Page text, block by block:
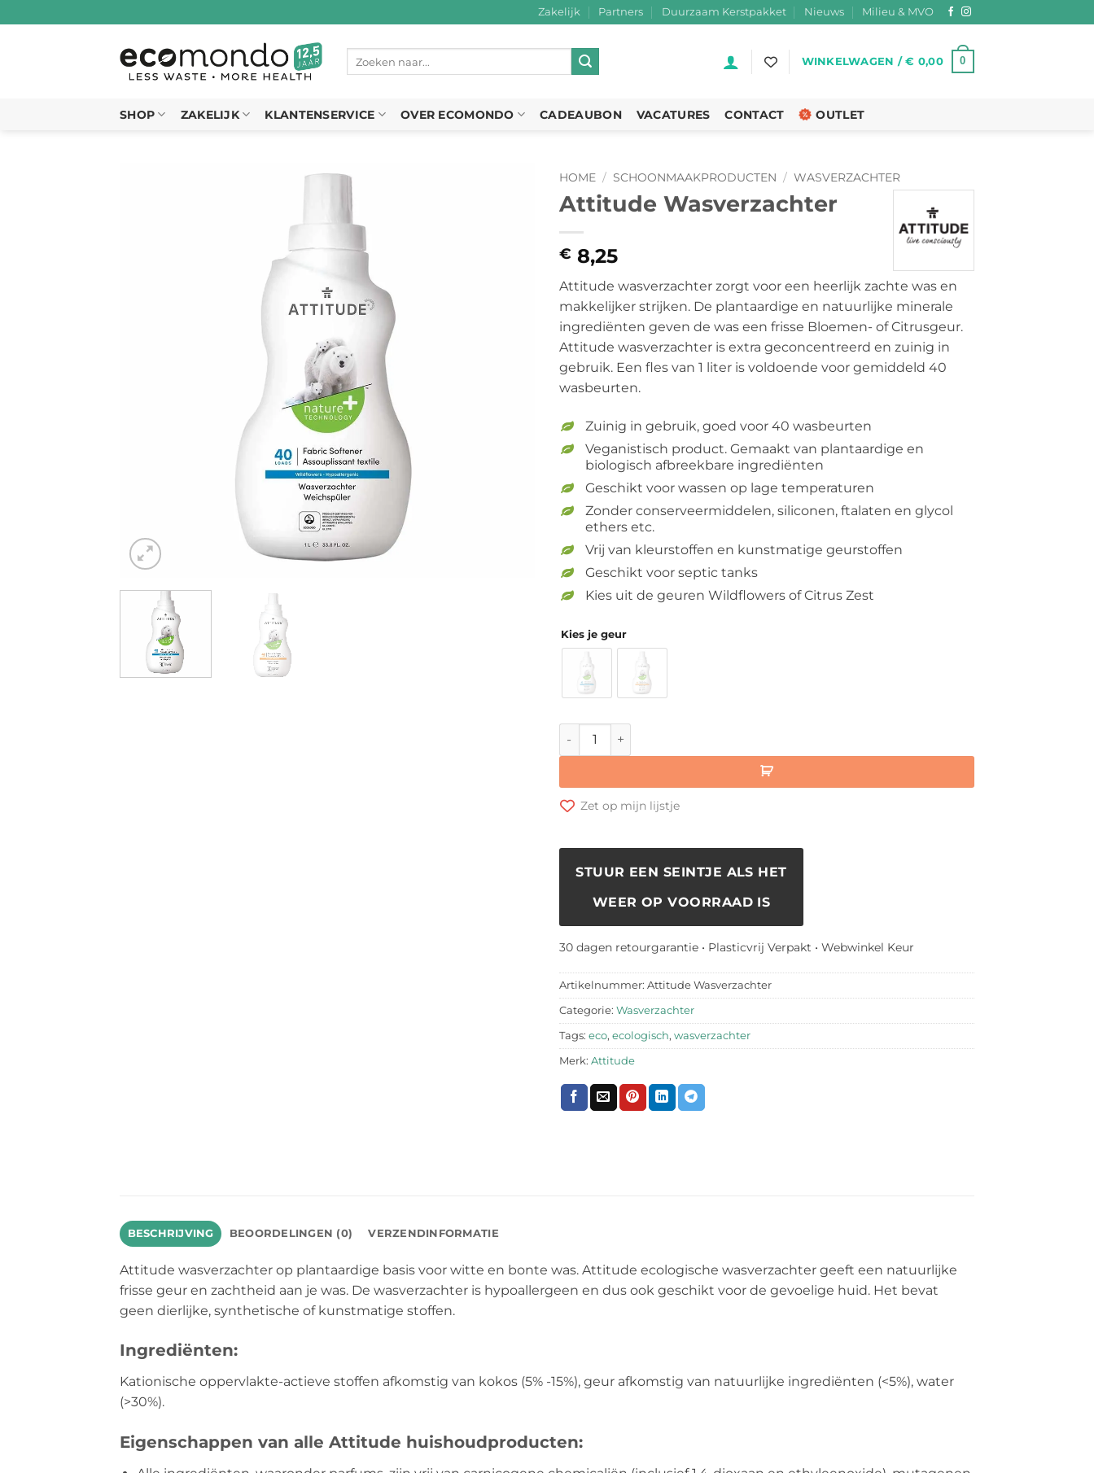
Zakelijk Partners Duurzaam Kerstpakket Nieuws Milieu & MVO
Zoeken
WINKELWAGEN /€ 0,00 0
SHOP ZAKELIJK KLANTENSERVICE OVER ECOMONDO CADEAUBON VACATURES CONTACT OUTLET
HOME / SCHOONMAAKPRODUCTEN / WASVERZACHTER
Attitude Wasverzachter
€ 8,25
Attitude wasverzachter zorgt voor een heerlijk zachte was en
makkelijker strijken. De plantaardige en natuurlijke minerale
ingrediënten geven de was een frisse Bloemen- of Citrusgeur.
Attitude wasverzachter is extra geconcentreerd en zuinig in
gebruik. Een fles van 1 liter is voldoende voor gemiddeld 40
wasbeurten.
Zuinig in gebruik, goed voor 40 wasbeurten
Veganistisch product. Gemaakt van plantaardige en
biologisch afbreekbare ingrediënten
Geschikt voor wassen op lage temperaturen
Zonder conserveermiddelen, siliconen, ftalaten en glycol
ethers etc.
Vrij van kleurstoffen en kunstmatige geurstoffen
Geschikt voor septic tanks
Kies uit de geuren Wildflowers of Citrus Zest
Kies je geur
Attitude Wasverzachter aantal
Zet op mijn lijstje
STUUR EEN SEINTJE ALS HET
WEER OP VOORRAAD IS
30 dagen retourgarantie • Plasticvrij Verpakt • Webwinkel Keur
Artikelnummer: Attitude Wasverzachter
Categorie: Wasverzachter
Tags: eco, ecologisch, wasverzachter
Merk: Attitude
BESCHRIJVING BEOORDELINGEN (0) VERZENDINFORMATIE
Attitude wasverzachter op plantaardige basis voor witte en bonte was. Attitude ecologische wasverzachter geeft een natuurlijke
frisse geur en zachtheid aan je was. De wasverzachter is hypoallergeen en dus ook geschikt voor de gevoelige huid. Het bevat
geen dierlijke, synthetische of kunstmatige stoffen.
Ingrediënten:
Kationische oppervlakte-actieve stoffen afkomstig van kokos (5% -15%), geur afkomstig van natuurlijke ingrediënten (<5%), water
(>30%).
Eigenschappen van alle Attitude huishoudproducten: